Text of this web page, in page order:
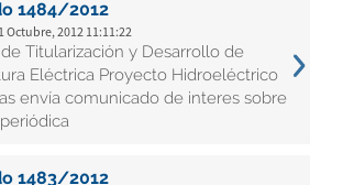
1484/2012
Octubre, 2012 11:11:22
Titularización y Desarrollo de
Eléctrica Proyecto Hidroeléctrico
envía comunicado de interes sobre
1483/2012